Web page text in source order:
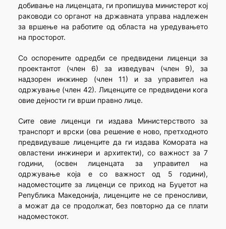
добивање на лиценцата, ги пропишува министерот кој
раководи со органот на државната управа надлежен
за вршење на работите од областа на уредувањето
на просторот.
Со оспорените одредби се предвидени лиценци за
проектантот (член 6) за изведувач (член 9), за
надзорен инжинер (член 11) и за управител на
одржување (член 42). Лиценците се предвидени кога
овие дејности ги врши правно лице.
Сите овие лиценци ги издава Министерството за
транспорт и врски (ова решение е ново, претходното
предвидуваше лиценците да ги издава Комората на
овластени инжинери и архитекти), со важност за 7
години, (освен лиценцата за управител на
одржување која е со важност од 5 години),
надоместоците за лиценци се приход на Буџетот на
Република Македонија, лиценците не се преносливи,
а можат да се продолжат, без повторно да се плати
надоместокот.